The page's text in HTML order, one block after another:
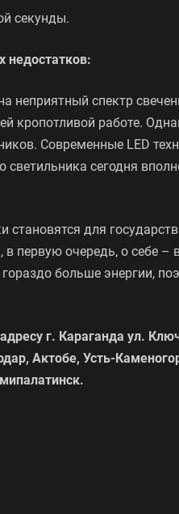
секунды.
недостатков:
неприятный спектр
кропотливой работе.
Современные LED
сегодня
для
первую очередь, о себе
больше энергии,
г. Караганда ул.
Актобе, Усть-